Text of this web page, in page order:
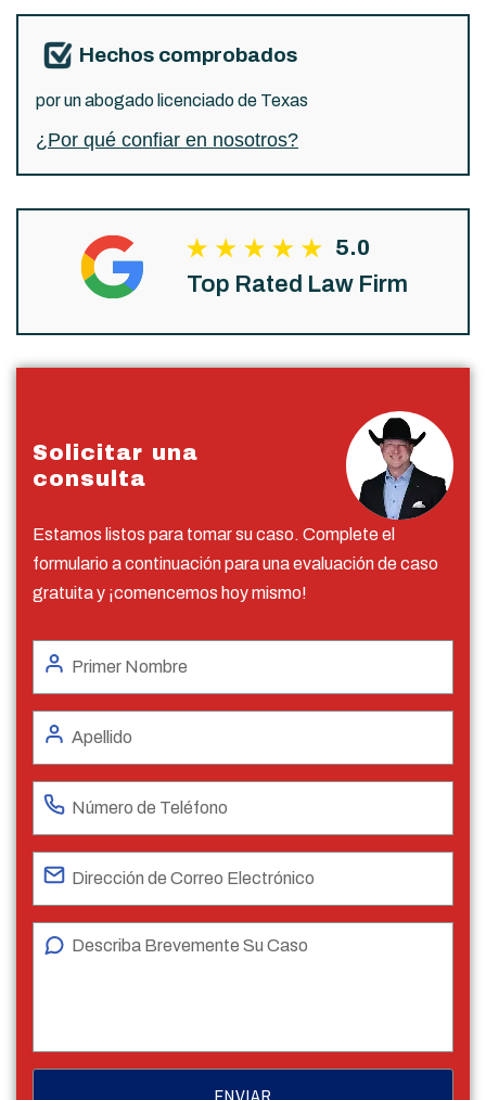
Hechos comprobados
por un abogado licenciado de Texas
¿Por qué confiar en nosotros?
5.0
Top Rated Law Firm
Solicitar una
consulta
Estamos listos para tomar su caso. Complete el
formulario a continuación para una evaluación de caso
gratuita y ¡comencemos hoy mismo!